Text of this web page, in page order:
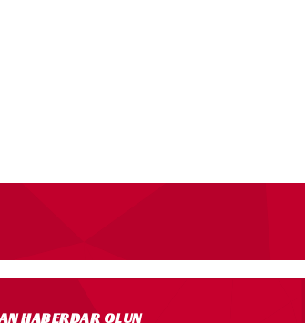
HABERDAR OLUN